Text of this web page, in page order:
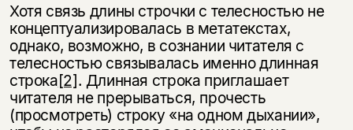
Хотя связь длины строчки с телесностью не
концептуализировалась в метатекстах,
однако, возможно, в сознании читателя с
телесностью связывалась именно длинная
строка[2]. Длинная строка приглашает
читателя не прерываться, прочесть
(просмотреть) строку «на одном дыхании»,